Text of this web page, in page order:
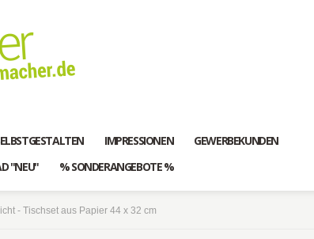
IMPRESSIONEN
GEWERBEKUNDEN
"NEU" % SONDERANGEBOTE %
- Tischset aus Papier 44 x 32 cm